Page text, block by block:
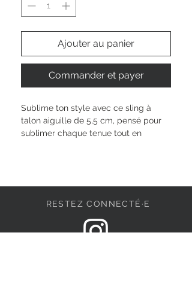
Ajouter au panier
Commander et payer
Sublime ton style avec ce sling à
talon aiguille de 5,5 cm, pensé pour
sublimer chaque tenue tout en
parfait. Idéal pour toutes tes envies
de looks variés, ce modèle célèbre ta
singularité et t’accompagne avec
RESTEZ CONNECTÉ·E